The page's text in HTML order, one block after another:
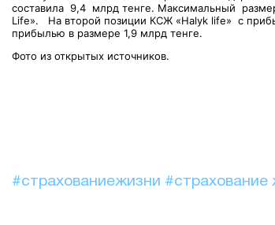
составила 9,4 млрд тенге. Максимальный
Life». На второй позиции КСЖ «Halyk life» с
прибылью в размере 1,9 млрд тенге.
Фото из открытых источников.
#страхованиежизни #страхование